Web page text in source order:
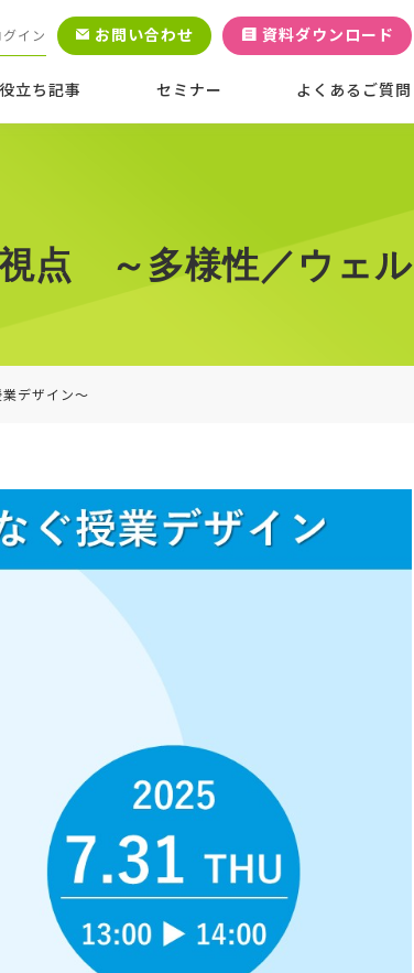
イン お問い合わせ 資料ダウンロード
立ち記事 セミナー よくあるご質問
点 ～多様性／ウェル
デザイン～